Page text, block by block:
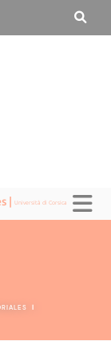
|Università di Corsica
|